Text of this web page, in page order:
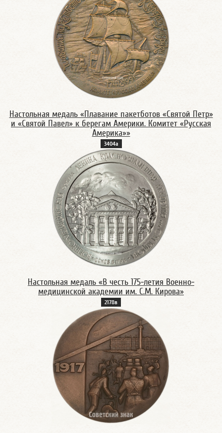
Настольная медаль «Плавание пакетботов «Святой Петр»
и «Святой Павел» к берегам Америки. Комитет «Русская
Америка»»
3404а
Настольная медаль «В честь 175-летия Военно-
медицинской академии им. С.М. Кирова»
2178в